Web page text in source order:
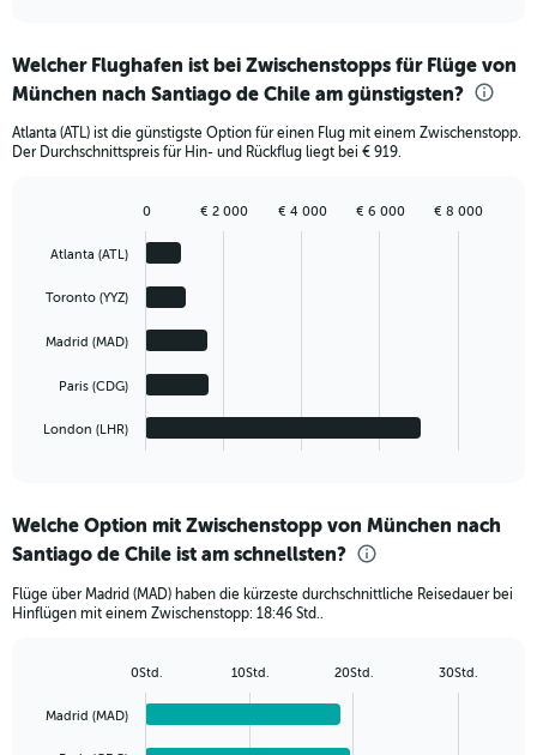
Welcher Flughafen ist bei Zwischenstopps für Flüge von
München nach Santiago de Chile am günstigsten?
Atlanta (ATL) ist die günstigste Option für einen Flug mit einem Zwischenstopp.
Der Durchschnittspreis für Hin- und Rückflug liegt bei € 919.
chart
with
bars.
The
Range:
5
The
chart
axis
Atlanta (ATL)
Toronto (YYZ)
Madrid (MAD)
Paris (CDG)
London (LHR)
0 € 2 000 € 4 000 € 6 000 € 8 000
Welche Option mit Zwischenstopp von München nach
Santiago de Chile ist am schnellsten?
Flüge über Madrid (MAD) haben die kürzeste durchschnittliche Reisedauer bei
Hinflügen mit einem Zwischenstopp: 18:46 Std..
chart
with
Madrid (MAD)
0Std. 10Std. 20Std. 30Std.